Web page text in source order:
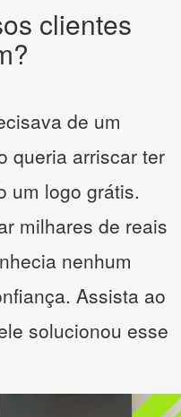
clientes
de um
queria arriscar ter
um logo grátis.
milhares de reais
nenhum
Assista ao
solucionou esse